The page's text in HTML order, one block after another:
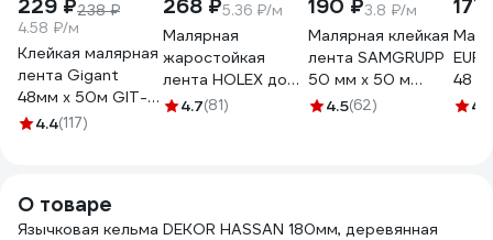
229 ₽238 ₽
4.58 ₽/м
Клейкая малярная
лента Gigant
48мм x 50м GIT-
254.4(117)
268 ₽5.36 ₽/м
Малярная
жаростойкая
лента HOLEX до
100С, зеленая,
4.7(81)
190 ₽3.8 ₽/м
Малярная клейкая
лента SAMGRUPP
50 мм х 50 м
SAMC-
4.5(62)
177
48
4.6
О товаре
Язычковая кельма DEKOR HASSAN 180мм, деревянная